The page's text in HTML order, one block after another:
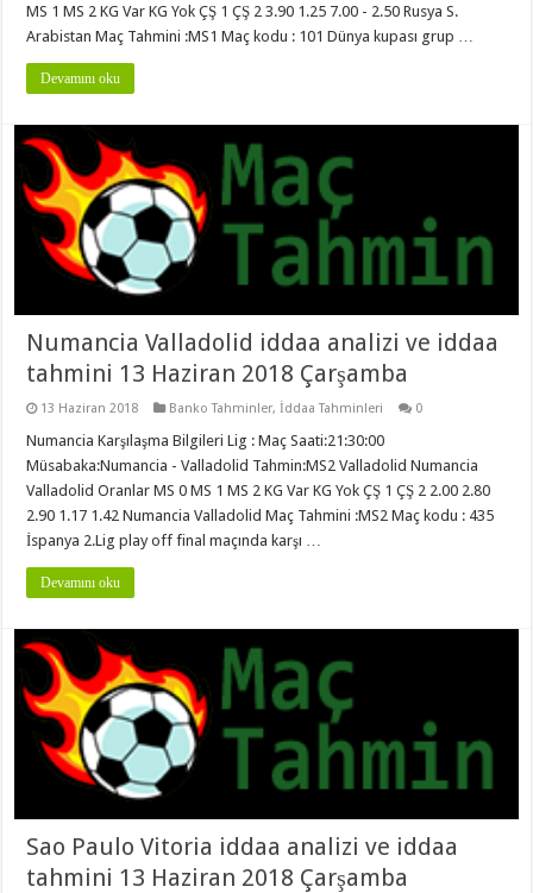
MS 1 MS 2 KG Var KG Yok ÇŞ 1 ÇŞ 2 3.90 1.25 7.00 - 2.50 Rusya S.
Arabistan Maç Tahmini :MS1 Maç kodu : 101 Dünya kupası grup …
Devamını oku
Numancia Valladolid iddaa analizi ve iddaa
tahmini 13 Haziran 2018 Çarşamba
13 Haziran 2018 Banko Tahminler,İddaa Tahminleri 0
Numancia Karşılaşma Bilgileri Lig : Maç Saati:21:30:00
Müsabaka:Numancia - Valladolid Tahmin:MS2 Valladolid Numancia
Valladolid Oranlar MS 0 MS 1 MS 2 KG Var KG Yok ÇŞ 1 ÇŞ 2 2.00 2.80
2.90 1.17 1.42 Numancia Valladolid Maç Tahmini :MS2 Maç kodu : 435
İspanya 2.Lig play off final maçında karşı …
Devamını oku
Sao Paulo Vitoria iddaa analizi ve iddaa
tahmini 13 Haziran 2018 Çarşamba